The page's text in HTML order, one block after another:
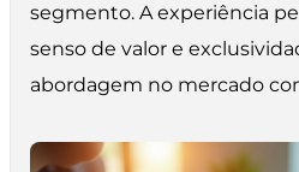
segmento. A experiência
senso de valor e
abordagem no mercado